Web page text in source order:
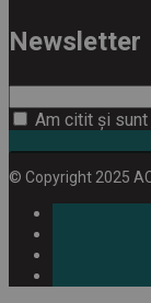
Newsletter
Am citit și sunt
© Copyright 2025